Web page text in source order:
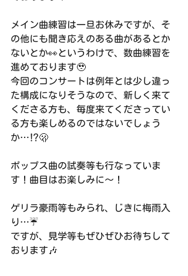
メイン曲練習は一旦お休みですが、そ
の他にも聞き応えのある曲があるとか
ないとか👀というわけで、数曲練習を
進めております🥹
今回のコンサートは例年とは少し違っ
た構成になりそうなので、新しく来て
くださる方も、毎度来てくださってい
る方も楽しめるのではないでしょう
か…⁉️🫢
ポップス曲の試奏等も行なっていま
す！曲目はお楽しみに〜！
ゲリラ豪雨等もみられ、じきに梅雨入
り…☔️
ですが、見学等もぜひぜひお待ちして
おります🎶